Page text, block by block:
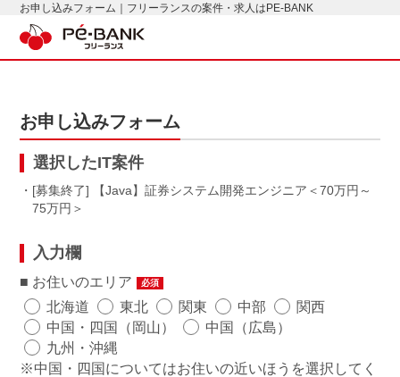
お申し込みフォーム｜フリーランスの案件・求人はPE-BANK
お申し込みフォーム
選択したIT案件
・[募集終了] 【Java】証券システム開発エンジニア
70万円～
75万円
入力欄
お住いのエリア 必須
北海道 東北 関東 中部
関西
中国・四国（岡山）
中国（広島）
九州・沖縄
※中国・四国についてはお住いの近いほうを選択してく